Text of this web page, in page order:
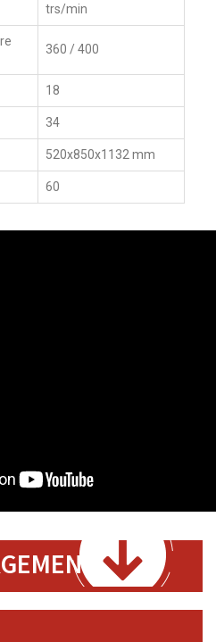
trs/min
360 / 400
18
34
520x850x1132 mm
60